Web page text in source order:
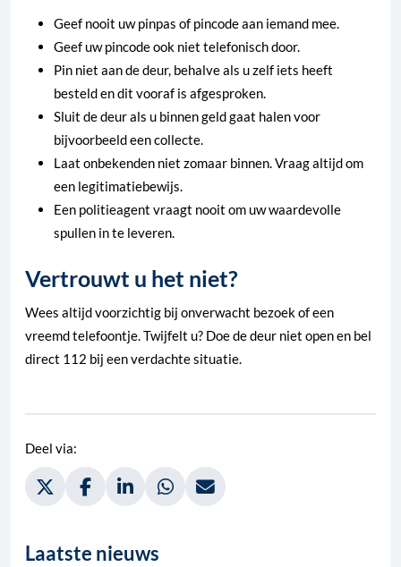
Geef nooit uw pinpas of pincode aan iemand mee.
Geef uw pincode ook niet telefonisch door.
Pin niet aan de deur, behalve als u zelf iets heeft
besteld en dit vooraf is afgesproken.
Sluit de deur als u binnen geld gaat halen voor
bijvoorbeeld een collecte.
Laat onbekenden niet zomaar binnen. Vraag altijd om
een legitimatiebewijs.
Een politieagent vraagt nooit om uw waardevolle
spullen in te leveren.
Vertrouwt u het niet?
Wees altijd voorzichtig bij onverwacht bezoek of een
vreemd telefoontje. Twijfelt u? Doe de deur niet open en bel
direct 112 bij een verdachte situatie.
Deel via:
Deel via Twitter, opent in nieuw tabblad
Deel via Facebook, opent in nieuw tabblad
Deel via LinkedIn, opent in nieuw tabblad
Deel via WhatsApp, opent in nieuw
Laatste nieuws